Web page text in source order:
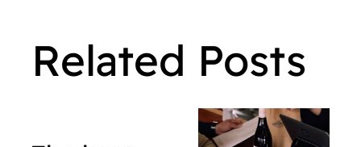
Related Posts